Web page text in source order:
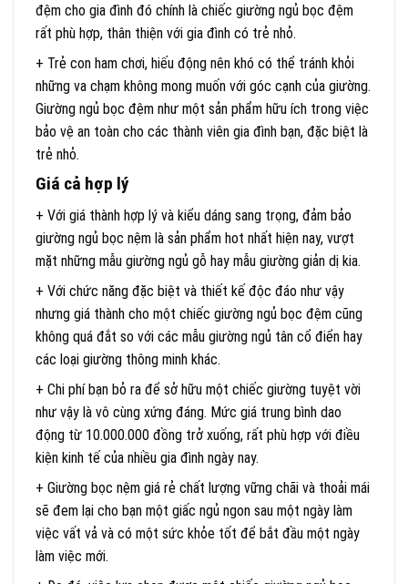
đệm cho gia đình đó chính là chiếc giường ngủ bọc đệm
rất phù hợp, thân thiện với gia đình có trẻ nhỏ.
+ Trẻ con ham chơi, hiếu động nên khó có thể tránh khỏi
những va chạm không mong muốn với góc cạnh của giường.
Giường ngủ bọc đệm như một sản phẩm hữu ích trong việc
bảo vệ an toàn cho các thành viên gia đình bạn, đặc biệt là
trẻ nhỏ.
Giá cả hợp lý
+ Với giá thành hợp lý và kiểu dáng sang trọng, đảm bảo
giường ngủ bọc nệm là sản phẩm hot nhất hiện nay, vượt
mặt những mẫu giường ngủ gỗ hay mẫu giường giản dị kia.
+ Với chức năng đặc biệt và thiết kế độc đáo như vậy
nhưng giá thành cho một chiếc giường ngủ bọc đệm cũng
không quá đắt so với các mẫu giường ngủ tân cổ điển hay
các loại giường thông minh khác.
+ Chi phí bạn bỏ ra để sở hữu một chiếc giường tuyệt vời
như vậy là vô cùng xứng đáng. Mức giá trung bình dao
động từ 10.000.000 đồng trở xuống, rất phù hợp với điều
kiện kinh tế của nhiều gia đình ngày nay.
+ Giường bọc nệm giá rẻ chất lượng vững chãi và thoải mái
sẽ đem lại cho bạn một giấc ngủ ngon sau một ngày làm
việc vất vả và có một sức khỏe tốt để bắt đầu một ngày
làm việc mới.